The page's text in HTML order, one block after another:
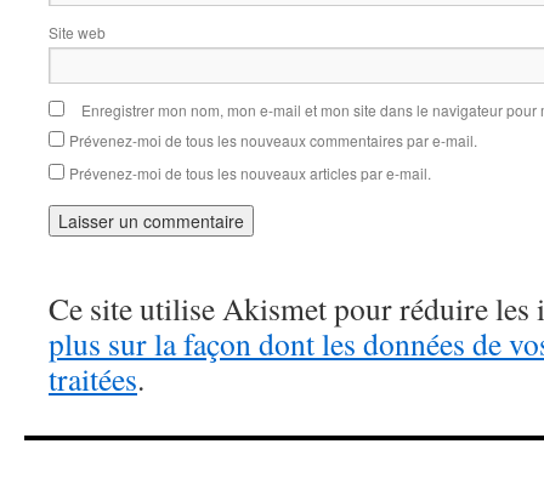
Site web
Enregistrer mon nom, mon e-mail et mon site dans le navigateur
Prévenez-moi de tous les nouveaux commentaires par e-mail.
Prévenez-moi de tous les nouveaux articles par e-mail.
Ce site utilise Akismet pour réduire les
plus sur la façon dont les données de
traitées.